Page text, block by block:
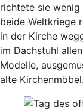
richtete sie wenig
beide Weltkriege
in der Kirche
im Dachstuhl
Modelle,
alte